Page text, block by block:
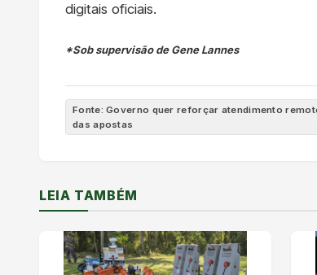
digitais oficiais.
*Sob supervisão de Gene Lannes
Fonte: Governo quer reforçar atendimento
das apostas
LEIA TAMBÉM